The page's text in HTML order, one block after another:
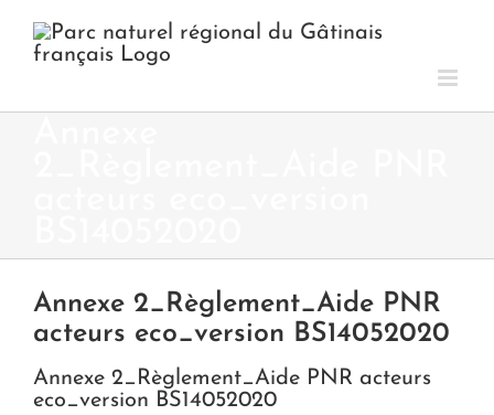
contenu
Annexe 2_Règlement_Aide PNR
acteurs eco_version BS14052020
Annexe 2_Règlement_Aide PNR acteurs
eco_version BS14052020